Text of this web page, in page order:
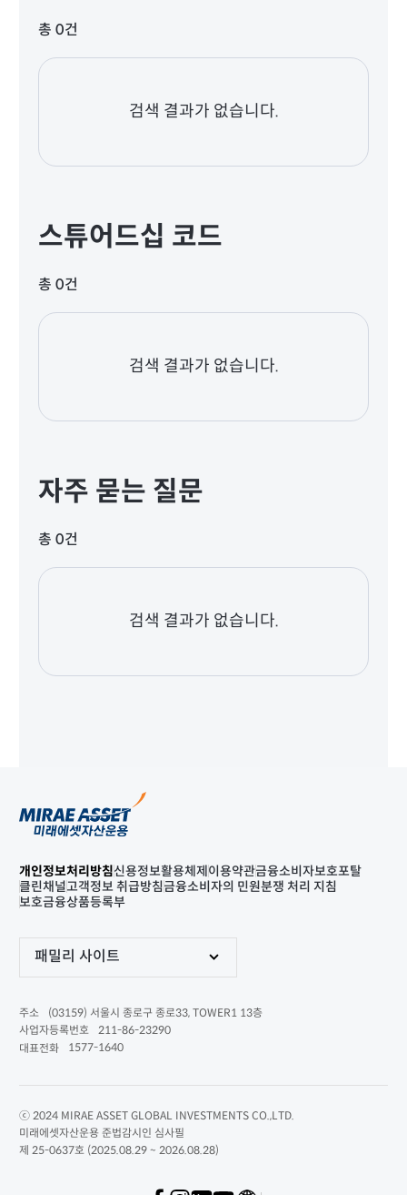
총 0건
검색 결과가 없습니다.
스튜어드십 코드
총 0건
검색 결과가 없습니다.
자주 묻는 질문
총 0건
검색 결과가 없습니다.
개인정보처리방침신용정보활용체제 이용약관금융소비자보호포탈
클린채널고객정보 취급방침금융소비자의 민원분쟁 처리 지침
보호금융상품등록부
패밀리 사이트
주소
(03159) 서울시 종로구 종로33, TOWER1 13층
사업자등록번호
211-86-23290
대표전화
1577-1640
ⓒ 2024 MIRAE ASSET GLOBAL INVESTMENTS CO.,LTD.
미래에셋자산운용 준법감시인 심사필
제 25-0637호 (2025.08.29 ~ 2026.08.28)